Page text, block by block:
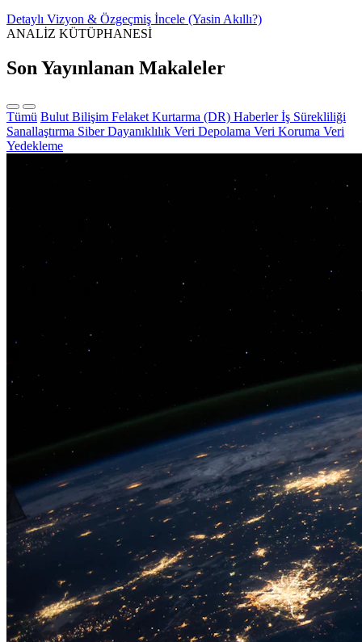
Detaylı Vizyon & Özgeçmiş İncele (Yasin Akıllı?)
ANALİZ KÜTÜPHANESİ
Son Yayınlanan Makaleler
Tümü Bulut Bilişim Felaket Kurtarma (DR) Haberlerİş Sürekliliği
Sanallaştırma Siber Dayanıklılık Veri Depolama Veri Koruma Veri
Yedekleme